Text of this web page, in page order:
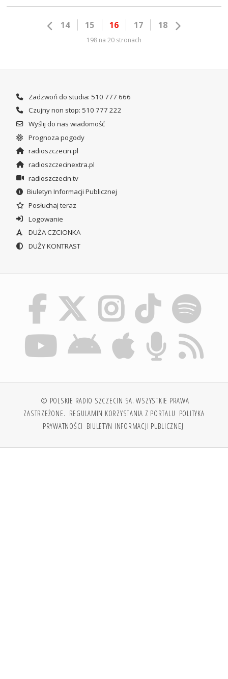
14 15 16 17 18
198 na 20 stronach
Zadzwoń do studia: 510 777 666
Czujny non stop: 510 777 222
Wyślij do nas wiadomość
Prognoza pogody
radioszczecin.pl
radioszczecinextra.pl
radioszczecin.tv
Biuletyn Informacji Publicznej
Posłuchaj teraz
Logowanie
DUŻA CZCIONKA
DUŻY KONTRAST
© POLSKIE RADIO SZCZECIN SA. WSZYSTKIE PRAWA
ZASTRZEŻONE. REGULAMIN KORZYSTANIA Z PORTALU POLITYKA
PRYWATNOŚCI BIULETYN INFORMACJI PUBLICZNEJ